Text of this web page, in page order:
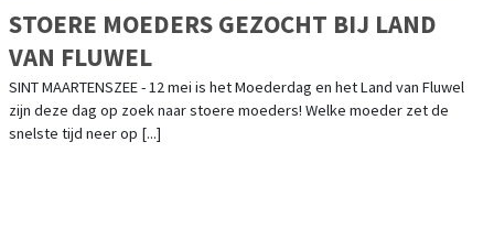
STOERE MOEDERS GEZOCHT BIJ LAND
VAN FLUWEL
SINT MAARTENSZEE - 12 mei is het Moederdag en het Land van Fluwel
zijn deze dag op zoek naar stoere moeders! Welke moeder zet de
snelste tijd neer op [...]